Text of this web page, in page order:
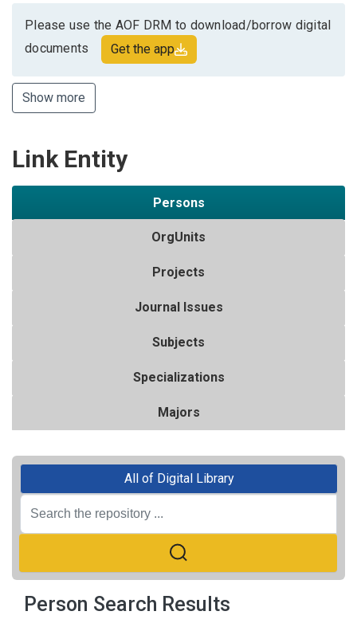
Please use the AOF DRM to download/borrow digital
documents
Get the app
Show more
Link Entity
Persons
OrgUnits
Projects
Journal Issues
Subjects
Specializations
Majors
All of Digital Library
Person Search Results